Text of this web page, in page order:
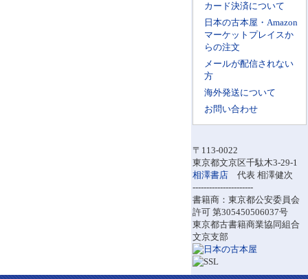
カード決済について
日本の古本屋・Amazon
マーケットプレイスか
らの注文
メールが配信されない
方
海外発送について
お問い合わせ
〒113-0022
東京都文京区千駄木3-29-1
相澤書店 代表 相澤健次
----------------------
書籍商：東京都公安委員会
許可 第305450506037号
東京都古書籍商業協同組合
文京支部